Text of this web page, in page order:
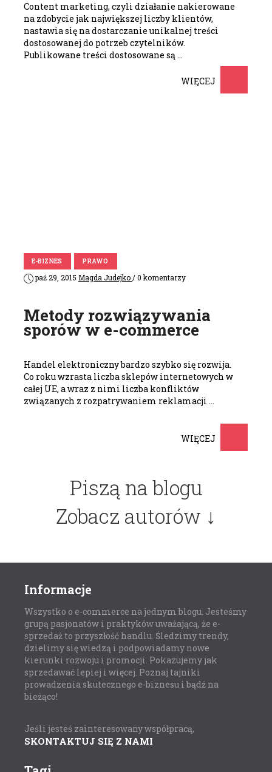
Content marketing, czyli działanie nakierowane
na zdobycie jak największej liczby klientów,
nastawia się na dostarczanie unikalnej treści
dostosowanej do potrzeb czytelników.
Publikowane treści dostosowane są …
WIĘCEJ
E-BIZNES PRAWO
paź 29, 2015 Magda Judejko/ 0 komentarzy
Metody rozwiązywania
sporów w e-commerce
Handel elektroniczny bardzo szybko się rozwija.
Co roku wzrasta liczba sklepów internetowych w
całej UE, a wraz z nimi liczba konfliktów
związanych z rozpatrywaniem reklamacji …
WIĘCEJ
Piszą na blogu
Zobacz autorów ↓
Informacje
Wszystko o e-commerce na jednym blogu. Jesteśmy
grupą pasjonatów i praktyków uważającą, że e-
sprzedaż to przyszłość handlu. Śledzimy trendy,
dzielimy się wiedzą i podpowiadamy nowe
kierunki rozwoju i promocji. Pokazujemy jak
sprzedawać lepiej i więcej. Poznaj tajniki
prowadzenia skutecznego e-biznesu i bądź na
bieżąco!
Jeśli jesteś zainteresowany współpracą,
SKONTAKTUJ SIĘ Z NAMI